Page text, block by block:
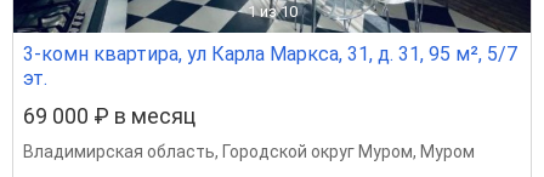
1 из 10
3-комн квартира, ул Карла Маркса, 31, д. 31, 95 м², 5/7
эт.
69 000 ₽ в месяц
Владимирская область, Городской округ Муром, Муром